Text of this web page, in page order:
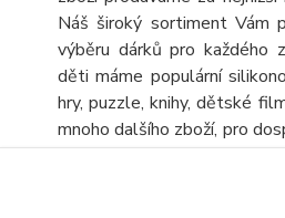
Náš široký sortiment Vám
výběru dárků pro každého
děti máme populární
hry, puzzle, knihy, dětské
mnoho dalšího zboží, pro
velký výběr knih, DVD
map a automap a
obrovskou nabídkou